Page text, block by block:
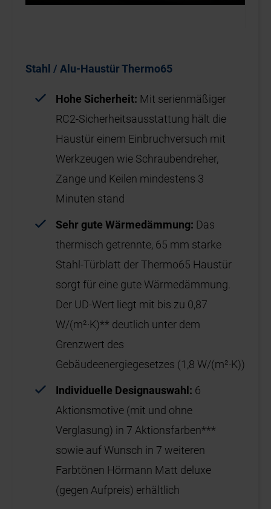
Stahl / Alu-Haustür Thermo65
Hohe Sicherheit: Mit serienmäßiger
RC2-Sicherheitsausstattung hält die
Haustür einem Einbruchversuch mit
Werkzeugen wie Schraubendreher,
Zange und Keilen mindestens 3
Minuten stand
Sehr gute Wärmedämmung: Das
thermisch getrennte, 65 mm starke
Stahl-Türblatt der Thermo65 Haustür
sorgt für eine gute Wärmedämmung.
Der UD-Wert liegt mit bis zu 0,87
W/(m²·K)** deutlich unter dem
Grenzwert des
Gebäudeenergiegesetzes (1,8 W/(m²·K))
Individuelle Designauswahl: 6
Aktionsmotive (mit und ohne
Verglasung) in 7 Aktionsfarben***
sowie auf Wunsch in 7 weiteren
Farbtönen Hörmann Matt deluxe
(gegen Aufpreis) erhältlich